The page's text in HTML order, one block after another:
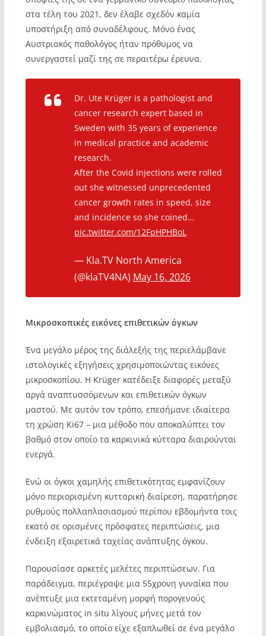
στα τέλη του 2021, δεν έλαβε σχεδόν καμία
υποστήριξη από συναδέλφους. Μόνο ένας
Αυστριακός παθολόγος ήταν πρόθυμος να
συνεργαστεί μαζί της σε περαιτέρω έρευνα.
Dr. Ute Krüger is a pathologist and
cancer research expert based in
Sweden with 35 years of experience
in medical practice and academic
research.
After the Covid injections were rolled
out she witnessed unprecedented
cancer growth rates in speed, size
and incidence so she coined…
pic.twitter.com/12FpHPHBoL
— Kla.TV North America
(@klaTV4NA) May 16, 2026
Μικροσκοπικές εικόνες επιθετικών όγκων
Ένα μεγάλο μέρος της διάλεξής της περιελάμβανε
ιστολογικές εξηγήσεις χρησιμοποιώντας εικόνες
μικροσκοπίου. Η Krüger κατέδειξε διαφορές μεταξύ
αργά αναπτυσσόμενων και επιθετικών όγκων
μαστού. Με αυτόν τον τρόπο, επεσήμανε ιδιαίτερα
τη χρώση Ki67 – μια μέθοδο που αποκαλύπτει τον
βαθμό στον οποίο τα καρκινικά κύτταρα διαιρούνται
ενεργά.
Ενώ οι όγκοι χαμηλής επιθετικότητας εμφανίζουν
μόνο περιορισμένη κυτταρική διαίρεση, παρατήρησε
ρυθμούς πολλαπλασιασμού περίπου εβδομήντα τοις
εκατό σε ορισμένες πρόσφατες περιπτώσεις, μια
ένδειξη εξαιρετικά ταχείας ανάπτυξης όγκου.
Παρουσίασε αρκετές μελέτες περιπτώσεων. Για
παράδειγμα, περιέγραψε μια 55χρονη γυναίκα που
ανέπτυξε μια εκτεταμένη μορφή πορογενούς
καρκινώματος in situ λίγους μήνες μετά τον
εμβολιασμό, το οποίο είχε εξαπλωθεί σε ένα μεγάλο